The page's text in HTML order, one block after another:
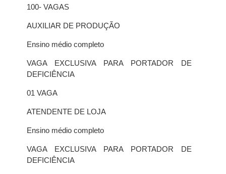
100- VAGAS
AUXILIAR DE PRODUÇÃO
Ensino médio completo
VAGA EXCLUSIVA PARA PORTADOR DE
DEFICIÊNCIA
01 VAGA
ATENDENTE DE LOJA
Ensino médio completo
VAGA EXCLUSIVA PARA PORTADOR DE
DEFICIÊNCIA